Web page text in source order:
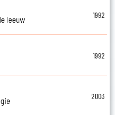
leeuw
1992
1992
2003